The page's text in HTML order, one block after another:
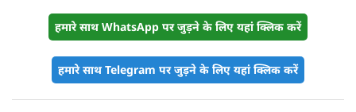
हमारे साथ WhatsApp पर जुड़ने के लिए यहां क्लिक करें
हमारे साथ Telegram पर जुड़ने के लिए यहां क्लिक करें